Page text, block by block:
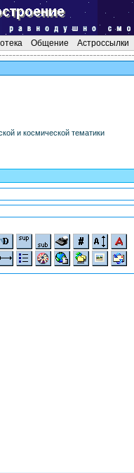
Общение Астроссылки
и космической тематики